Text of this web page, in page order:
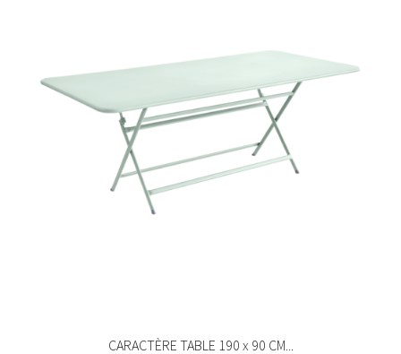
CARACTÈRE TABLE 190 x 90 CM...